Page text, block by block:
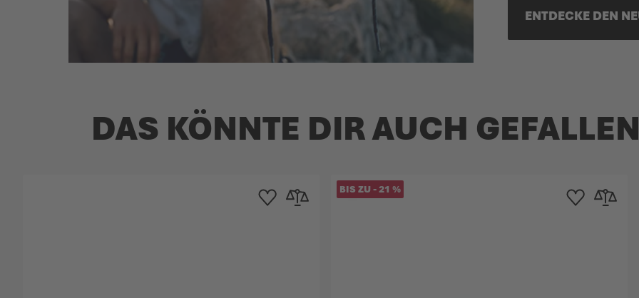
ENTDECKE DEN
DAS KÖNNTE DIR AUCH GEFALLEN
Zur Wunschliste hinzufügen
Zur Vergleichsliste hinzufügen
BIS ZU -21 %
Zur Wunschliste
Zur